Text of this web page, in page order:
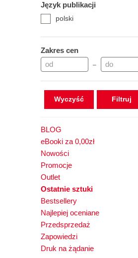
Język publikacji
polski
Zakres cen
–
Wyczyść
BLOG
eBooki za 0,00zł
Nowości
Promocje
Outlet
Ostatnie sztuki
Bestsellery
Najlepiej oceniane
Przedsprzedaż
Zapowiedzi
Druk na żądanie